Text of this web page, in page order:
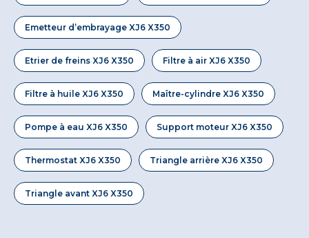
Emetteur d’embrayage XJ6 X350
Etrier de freins XJ6 X350 Filtre à air XJ6 X350
Filtre à huile XJ6 X350 Maître-cylindre XJ6 X350
Pompe à eau XJ6 X350 Support moteur XJ6 X350
Thermostat XJ6 X350 Triangle arrière XJ6 X350
Triangle avant XJ6 X350